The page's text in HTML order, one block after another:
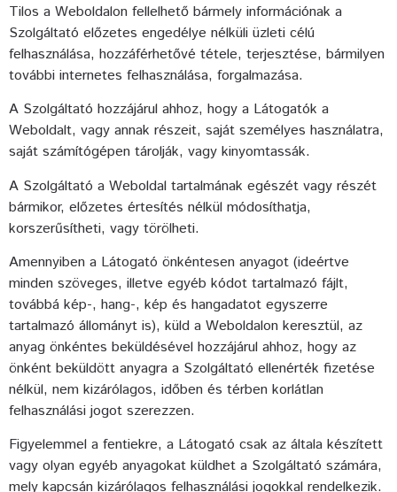
Tilos a Weboldalon fellelhető bármely információnak a
Szolgáltató előzetes engedélye nélküli üzleti célú
felhasználása, hozzáférhetővé tétele, terjesztése, bármilyen
további internetes felhasználása, forgalmazása.
A Szolgáltató hozzájárul ahhoz, hogy a Látogatók a
Weboldalt, vagy annak részeit, saját személyes használatra,
saját számítógépen tárolják, vagy kinyomtassák.
A Szolgáltató a Weboldal tartalmának egészét vagy részét
bármikor, előzetes értesítés nélkül módosíthatja,
korszerűsítheti, vagy törölheti.
Amennyiben a Látogató önkéntesen anyagot (ideértve
minden szöveges, illetve egyéb kódot tartalmazó fájlt,
továbbá kép-, hang-, kép és hangadatot egyszerre
tartalmazó állományt is), küld a Weboldalon keresztül, az
anyag önkéntes beküldésével hozzájárul ahhoz, hogy az
önként beküldött anyagra a Szolgáltató ellenérték fizetése
nélkül, nem kizárólagos, időben és térben korlátlan
felhasználási jogot szerezzen.
Figyelemmel a fentiekre, a Látogató csak az általa készített
vagy olyan egyéb anyagokat küldhet a Szolgáltató számára,
mely kapcsán kizárólagos felhasználási jogokkal rendelkezik.